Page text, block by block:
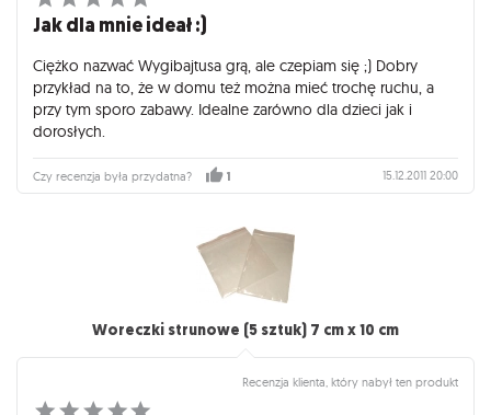
Jak dla mnie ideał :)
Ciężko nazwać Wygibajtusa grą, ale czepiam się ;) Dobry
przykład na to, że w domu też można mieć trochę ruchu, a
przy tym sporo zabawy. Idealne zarówno dla dzieci jak i
dorosłych.
Czy recenzja była przydatna? 1 15.12.2011 20:00
Woreczki strunowe (5 sztuk) 7 cm x 10 cm
Recenzja klienta, który nabył ten produkt